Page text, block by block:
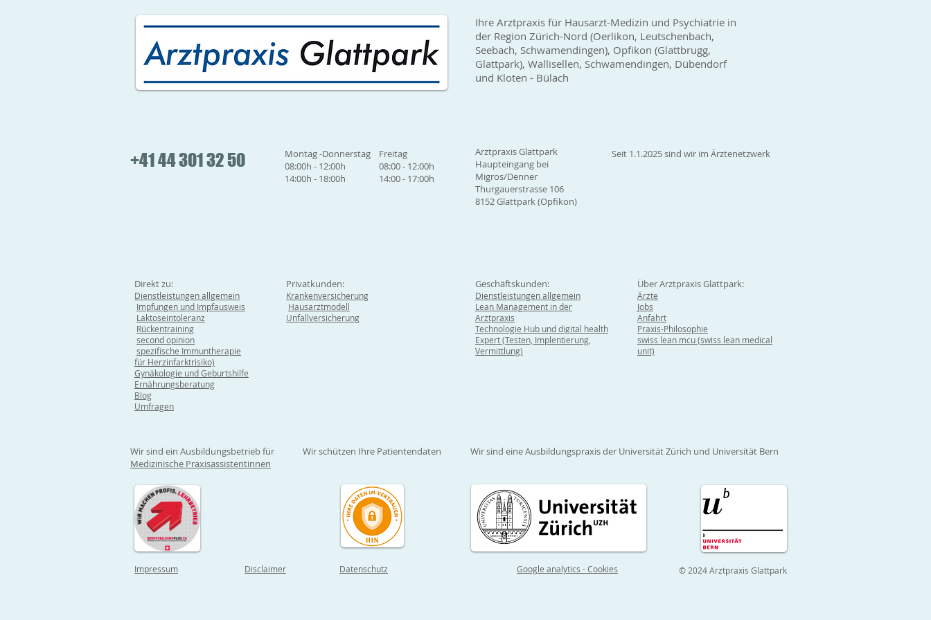
Ihre Arztpraxis für Hausarzt-Medizin und Psychiatrie in
der Region Zürich-Nord (Oerlikon, Leutschenbach,
Seebach, Schwamendingen), Opfikon (Glattbrugg,
Glattpark), Wallisellen, Schwamendingen, Dübendorf
und Kloten - Bülach
+41 44 301 32 50
Montag -Donnerstag
08:00h - 12:00h
14:00h - 18:00h
Freitag
08:00 - 12:00h
14:00 - 17:00h
Arztpraxis Glattpark
Haupteingang bei
Migros/Denner
Thurgauerstrasse 106
8152 Glattpark (Opfikon)
Seit 1.1.2025 sind wir im Ärztenetzwerk
Direkt zu:
Dienstleistungen allgemein
Impfungen und Impfausweis
Laktoseintoleranz
Rückentraining
second opinion
spezifische Immuntherapie
für Herzinfarktrisiko)
Gynäkologie und Geburtshilfe
Ernährungsberatung
Blog
Umfragen
Privatkunden:
Krankenversicherung
Hausarztmodell
Unfallversicherung
Wir sind ein Ausbildungsbetrieb für
Medizinische Praxisassistentinnen
Wir schützen Ihre Patientendaten
Impressum Disclaimer Datenschutz
Geschäftskunden:
Dienstleistungen allgemein
Lean Management in der
Arztpraxis
Technologie Hub und digital health
Expert (Testen, Implentierung,
Vermittlung)
Über Arztpraxis Glattpark:
Ärzte
Jobs
Anfahrt
Praxis-Philosophie
swiss lean mcu (swiss lean medical
unit)
Wir sind eine Ausbildungspraxis der Universität Zürich und Universität Bern
Google analytics - Cookies © 2024 Arztpraxis Glattpark